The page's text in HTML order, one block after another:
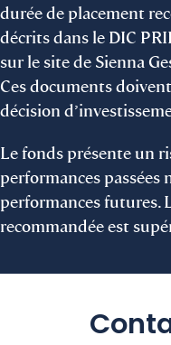
durée de placement
décrits dans le DIC
sur le site de Sienna
Ces documents
décision
Le fonds présente un
performances passées
performances futures.
recommandée est